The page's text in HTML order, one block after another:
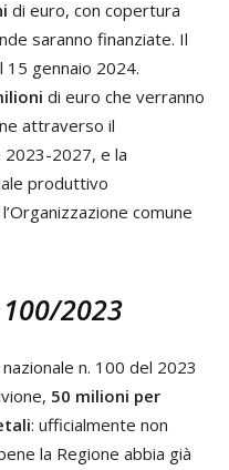
di euro, con copertura
saranno finanziate. Il
gennaio 2024.
di euro che verranno
attraverso il
2023-2027, e la
produttivo
comune
2023
n. 100 del 2023
50 milioni per
: ufficialmente non
la Regione abbia già